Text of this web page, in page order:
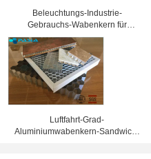
Beleuchtungs-Industrie-
Gebrauchs-Wabenkern für
verschiedene Ausstellungs-
Scheinwerfer-Gitter
Luftfahrt-Grad-
Aluminiumwabenkern-Sandwich-